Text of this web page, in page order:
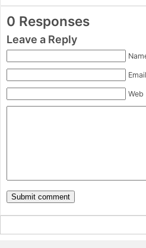
0 Responses
Leave a Reply
Web